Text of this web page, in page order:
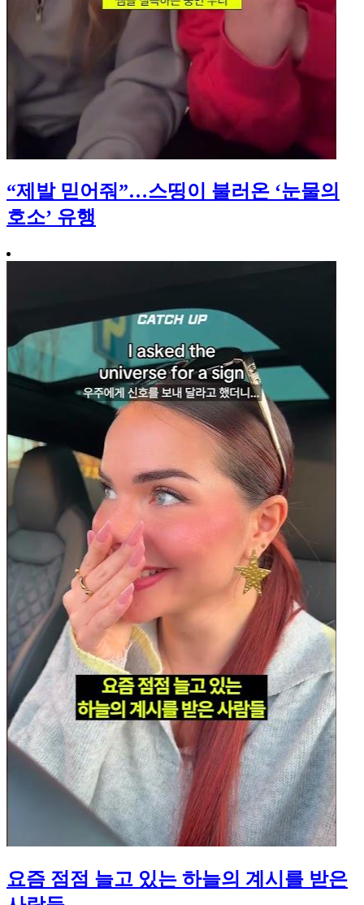
“제발 믿어줘”…스띵이 불러온 ‘눈물의
호소’ 유행
요즘 점점 늘고 있는 하늘의 계시를 받은